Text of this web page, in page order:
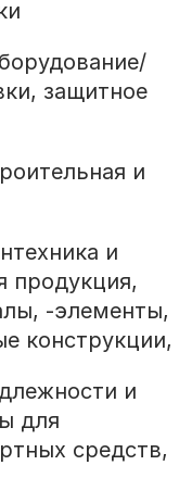
защитное
и
и
продукция,
-элементы,
конструкции,
и
для
средств,